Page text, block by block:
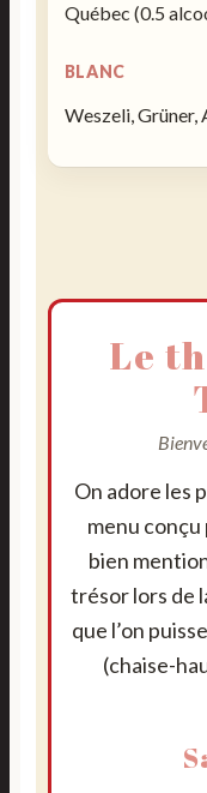
Québec (0.5
BLANC
Weszeli, Grüner,
Le
On adore les
menu conçu
bien
trésor lors de
que l’on
(chaise-